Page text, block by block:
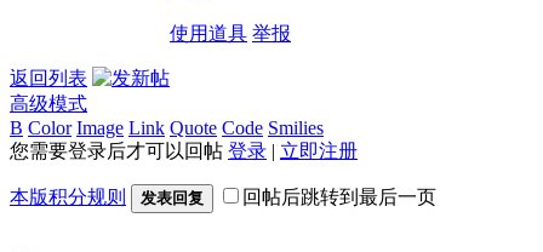
使用道具 举报
返回列表
高级模式
B Color Image Link Quote Code Smilies
您需要登录后才可以回帖 登录 | 立即注册
本版积分规则 发表回复 回帖后跳转到最后一页